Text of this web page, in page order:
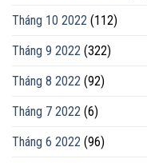
Tháng 10 2022 (112)
Tháng 9 2022 (322)
Tháng 8 2022 (92)
Tháng 7 2022 (6)
Tháng 6 2022 (96)